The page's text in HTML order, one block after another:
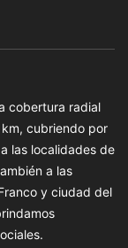
cobertura radial
cubriendo por
las localidades de
a las
y ciudad del